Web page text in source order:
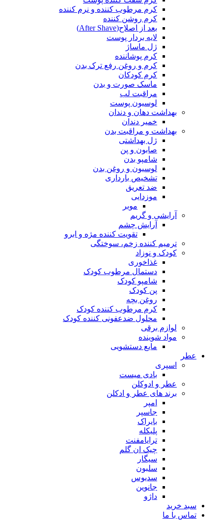
کرم مرطوب کننده و نرم کننده
کرم روشن کننده
بعد از اصلاح(After Shave)
لایه بردار پوست
ژل ماساژ
کرم پوشاننده
کرم و روغن رفع ترک بدن
کرم کودکان
ماسک صورت و بدن
مراقبت لب
لوسیون پوست
بهداشت دهان و دندان
خمیر دندان
بهداشت و مراقبت بدن
ژل بهداشتی
صابون و پن
شامپو بدن
لوسیون و روغن بدن
تشخیص بارداری
ضد تعریق
موزدایی
موبر
آرایشی و گریم
آرایش چشم
تقویت کننده مژه و ابرو
ترمیم کننده زخم، سوختگی
کودک و نوزاد
غذاخوری
دستمال مرطوب کودک
شامپو کودک
پن کودک
روغن بچه
کرم مرطوب کننده کودک
محلول ضدعفونی کننده کودک
لوازم برقی
مواد شوینده
مایع دستشویی
عطر
اسپری
بادی میست
عطر و ادوکلن
برند های عطر و ادکلن
امپر
جاسپر
بایراک
پلیکله
ترایامفنت
چیک ان گلم
سیگار
سلبون
سدیوس
جانوین
داژو
سبد خرید
تماس با ما